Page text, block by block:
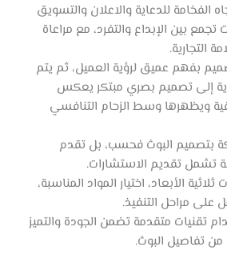
الفخامة للدعاية والاعلان والتسويق
تجمع بين الإبداع والتفرد، مع مراعاة
التجارية.
بفهم عميق لرؤية العميل، ثم يتم
إلى تصميم بصري مبتكر يعكس
ويظهرها وسط الزحام التنافسي
بتصميم البوث فحسب، بل تقدم
تشمل تقديم الاستشارات.
الأبعاد، اختيار المواد المناسبة،
على مراحل التنفيذ.
تقنيات متقدمة تضمن الجودة والتميز
تفاصيل البوث.